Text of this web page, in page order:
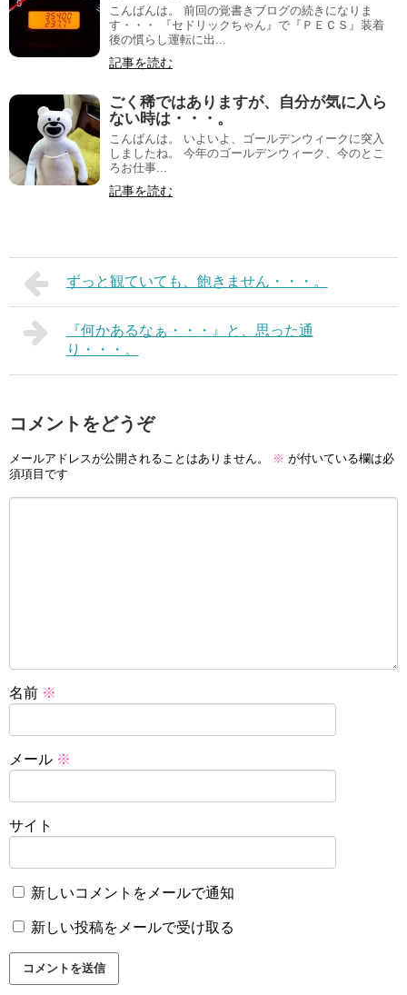
こんばんは。 前回の覚書きブログの続きになりま
す・・・ 『セドリックちゃん』で『ＰＥＣＳ』装着
後の慣らし運転に出...
記事を読む
ごく稀ではありますが、自分が気に入ら
ない時は・・・。
こんばんは。 いよいよ、ゴールデンウィークに突入
しましたね。 今年のゴールデンウィーク、今のとこ
ろお仕事...
記事を読む
ずっと観ていても、飽きません・・・。
『何かあるなぁ・・・』と、思った通
り・・・。
コメントをどうぞ
メールアドレスが公開されることはありません。 ※ が付いている欄は必
須項目です
名前 ※
メール ※
サイト
新しいコメントをメールで通知
新しい投稿をメールで受け取る